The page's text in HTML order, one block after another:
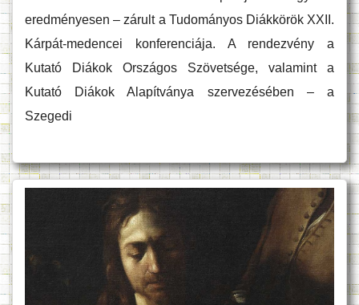
eredményesen – zárult a Tudományos Diákkörök XXII.
Kárpát-medencei konferenciája. A rendezvény a
Kutató Diákok Országos Szövetsége, valamint a
Kutató Diákok Alapítványa szervezésében – a
Szegedi